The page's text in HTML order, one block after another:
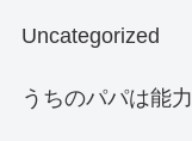
Uncategorized
うちのパパは能